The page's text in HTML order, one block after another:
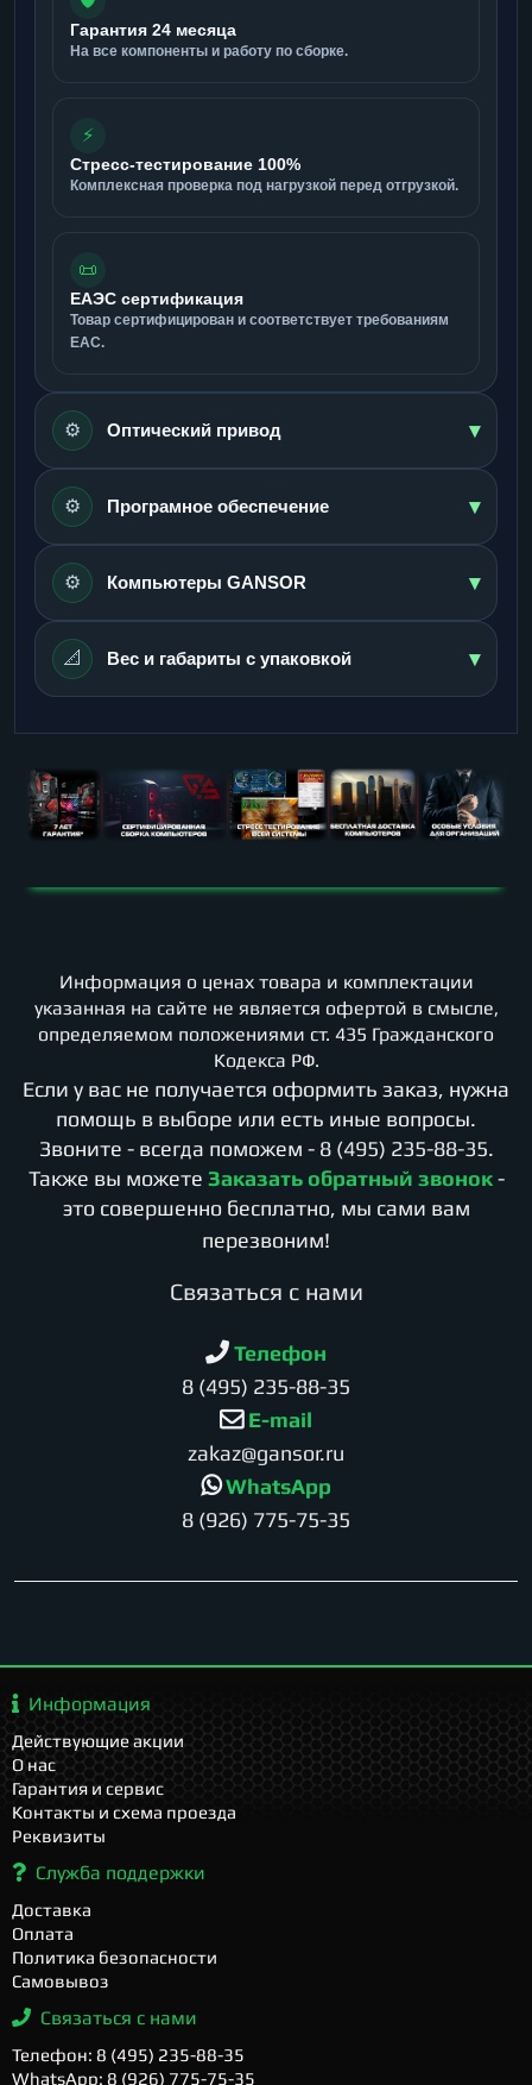
Гарантия 24 месяца
На все компоненты и работу по сборке.
⚡
Стресс-тестирование 100%
Комплексная проверка под нагрузкой перед отгрузкой.
📜
ЕАЭС сертификация
Товар сертифицирован и соответствует требованиям
ЕАС.
⚙️ Оптический привод ▾
⚙️ Програмное обеспечение ▾
⚙️ Компьютеры GANSOR ▾
📐 Вес и габариты с упаковкой ▾
Информация о ценах товара и комплектации
указанная на сайте не является офертой в смысле,
определяемом положениями ст. 435 Гражданского
Кодекса РФ.
Если у вас не получается оформить заказ, нужна
помощь в выборе или есть иные вопросы.
Звоните - всегда поможем - 8 (495) 235-88-35.
Также вы можете Заказать обратный звонок -
это совершенно бесплатно, мы сами вам
перезвоним!
Cвязаться с нами
Телефон
8 (495) 235-88-35
E-mail
zakaz@gansor.ru
WhatsApp
8 (926) 775-75-35
Информация
Действующие акции
О нас
Гарантия и сервис
Контакты и схема проезда
Реквизиты
Служба поддержки
Доставка
Оплата
Политика безопасности
Самовывоз
Связаться с нами
Телефон: 8 (495) 235-88-35
WhatsApp: 8 (926) 775-75-35